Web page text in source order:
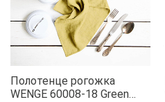
Полотенце рогожка
WENGE 60008-18 Green